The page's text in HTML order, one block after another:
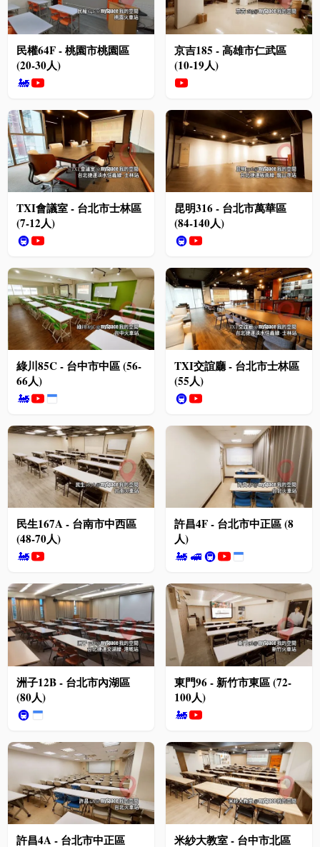
民權64F - 桃園市桃園區
(20-30人)
🚂
京吉185 - 高雄市仁武區
(10-19人)
TXI會議室 - 台北市士林區
(7-12人)
🚇
昆明316 - 台北市萬華區
(84-140人)
🚇
綠川85C - 台中市中區 (56-
66人)
🚂
TXI交誼廳 - 台北市士林區
(55人)
🚇
民生167A - 台南市中西區
(48-70人)
🚂
許昌4F - 台北市中正區 (8
人)
🚂 🚅🚇
洲子12B - 台北市內湖區
(80人)
🚇
東門96 - 新竹市東區 (72-
100人)
🚂
許昌4A - 台北市中正區
米紗大教室 - 台中市北區